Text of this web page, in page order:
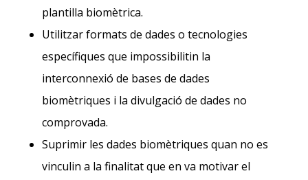
plantilla biomètrica.
Utilitzar formats de dades o tecnologies
específiques que impossibilitin la
interconnexió de bases de dades
biomètriques i la divulgació de dades no
comprovada.
Suprimir les dades biomètriques quan no es
vinculin a la finalitat que en va motivar el